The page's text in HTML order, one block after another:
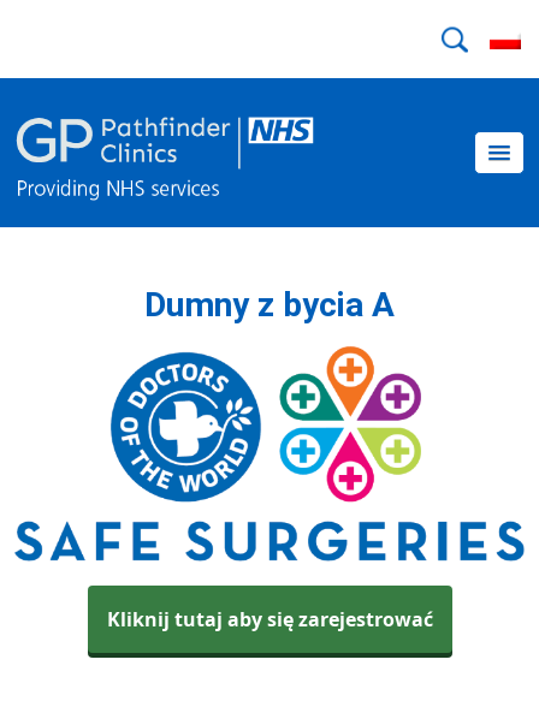
Dumny z bycia A
Kliknij tutaj aby się zarejestrować